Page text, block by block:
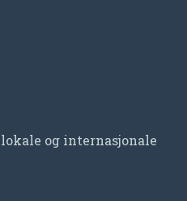
og internasjonale